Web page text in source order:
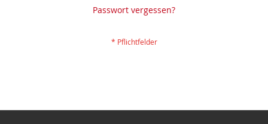
Passwort vergessen?